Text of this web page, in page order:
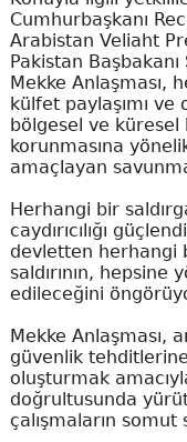
Cumhurbaşkanı
Arabistan Veliaht
Pakistan
Mekke Anlaşması,
külfet paylaşımı
bölgesel ve küresel
korunmasına
amaçlayan
Herhangi bir
caydırıcılığı
devletten herhangi
saldırının, hepsine
edileceğini
Mekke Anlaşması,
güvenlik
oluşturmak
doğrultusunda
çalışmaların